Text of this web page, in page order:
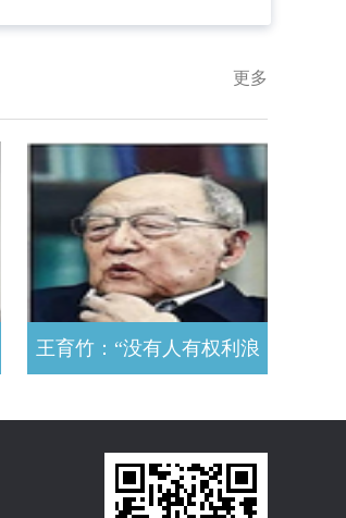
更多
王育竹：“没有人有权利浪